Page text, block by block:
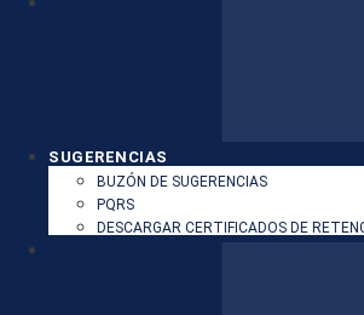
SUGERENCIAS
BUZÓN DE SUGERENCIAS
PQRS
DESCARGAR CERTIFICADOS DE